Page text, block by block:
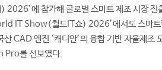
에 참가해 글로벌 스마트 제조 시장 진
IT Show(월드IT쇼) 2026’에서도 스마
CAD 엔진 ‘캐디안’의 융합 기반 자율제조
Pro를 선보였다.